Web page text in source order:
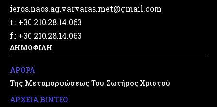
ieros.naos.ag.varvaras.met@gmail.com
t.: +30 210.28.14.063
f.: +30 210.28.14.063
ΔΗΜΟΦΙΛΗ
ΑΡΘΡΑ
Της Μεταμορφώσεως Του Σωτήρος Χριστού
ΑΡΧΕΙΑ ΒΙΝΤΕΟ